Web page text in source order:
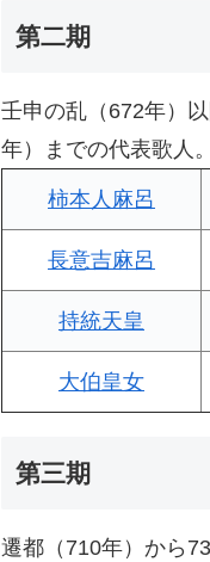
第二期
壬申の乱（672年）
年）までの代表歌人。
柿本人麻呂
長意吉麻呂
持統天皇
大伯皇女
第三期
遷都（710年）から